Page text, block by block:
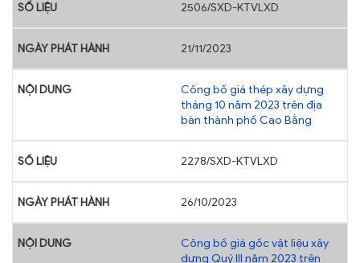
2506/SXD-KTVLXD
21/11/2023
Công bố giá thép xây dựng
tháng 10 năm 2023 trên địa
bàn thành phố Cao Bằng
2278/SXD-KTVLXD
26/10/2023
Công bố giá gốc vật liệu xây
dựng Quý III năm 2023 trên